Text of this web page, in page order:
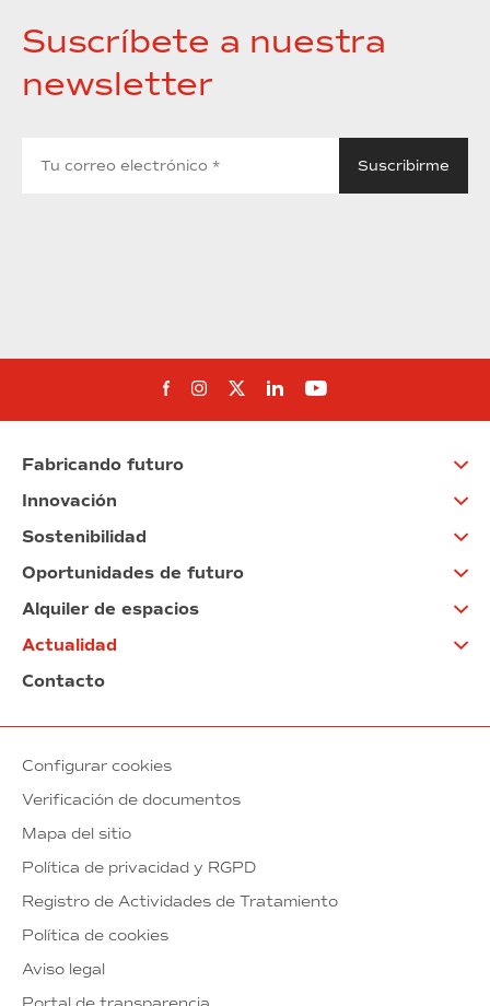
Suscríbete a nuestra
newsletter
Síguenos en Facebook
Síguenos en Instagram
Síguenos en Twitter
Síguenos en Linkedin
Síguenos en
Fabricando futuro
Innovación
Sostenibilidad
Oportunidades de futuro
Alquiler de espacios
Actualidad
Contacto
Configurar cookies
Verificación de documentos
Mapa del sitio
Política de privacidad y RGPD
Registro de Actividades de Tratamiento
Política de cookies
Aviso legal